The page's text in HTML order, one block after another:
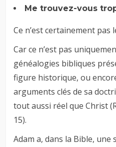
Me trouvez-vous
Ce n’est certainement pas
Car ce n’est pas
généalogies bibliques
figure historique, ou
arguments clés de sa
tout aussi réel que Christ
15).
Adam a, dans la Bible,